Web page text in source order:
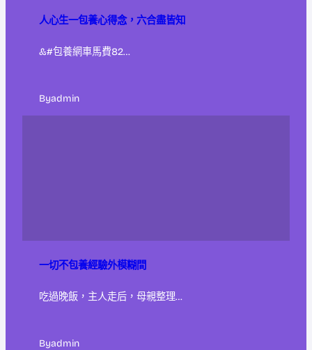
人心生一包養心得念，六合盡皆知
&#包養網車馬費82…
Byadmin
一切不包養經驗外模糊間
吃過晚飯，主人走后，母親整理…
Byadmin